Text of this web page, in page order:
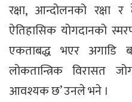
रक्षा, आन्दोलनको रक्षा
ऐतिहासिक योगदानको
एकताबद्ध भएर अगाडि
लोकतान्त्रिक विरासत
आवश्यक छ’ उनले भने ।